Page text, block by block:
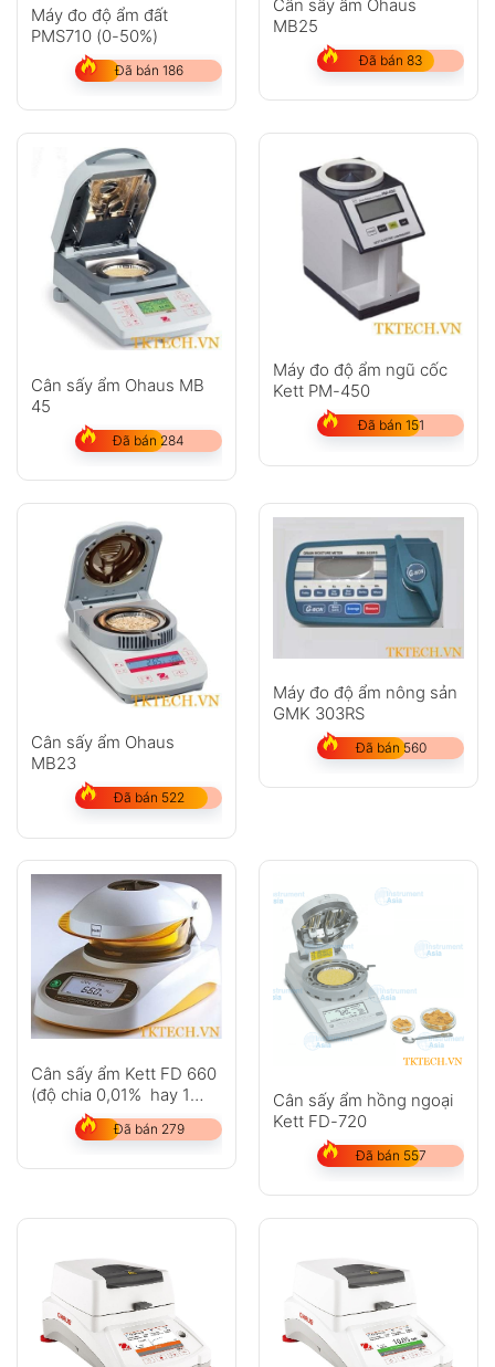
Máy đo độ ẩm đất
PMS710 (0-50%)
Đã bán 186
Cân sấy ẩm Ohaus
MB25
Đã bán 83
Cân sấy ẩm Ohaus MB
45
Đã bán 284
Máy đo độ ẩm ngũ cốc
Kett PM-450
Đã bán 151
Cân sấy ẩm Ohaus
MB23
Đã bán 522
Máy đo độ ẩm nông sản
GMK 303RS
Đã bán 560
Cân sấy ẩm Kett FD 660
(độ chia 0,01% hay 1
Đã bán 279
Cân sấy ẩm hồng ngoại
Kett FD-720
Đã bán 557